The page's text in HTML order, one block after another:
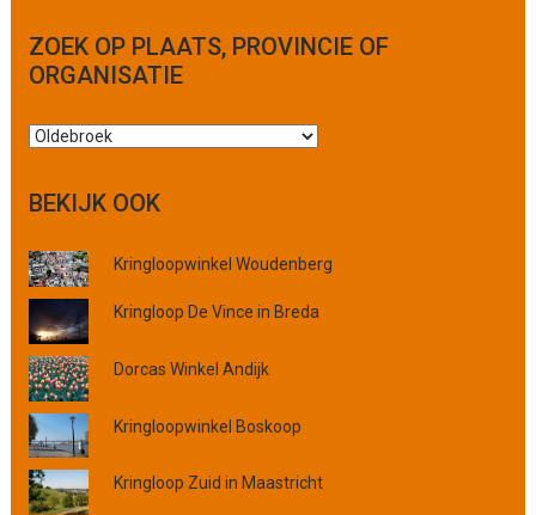
ZOEK OP PLAATS, PROVINCIE OF
ORGANISATIE
Z
k
p
l
a
a
t
s
,
p
r
BEKIJK OOK
Kringloopwinkel Woudenberg
Kringloop De Vince in Breda
Dorcas Winkel Andijk
Kringloopwinkel Boskoop
Kringloop Zuid in Maastricht